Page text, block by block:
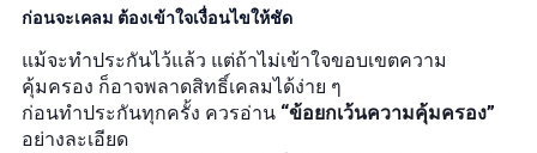
ก่อนจะเคลม ต้องเข้าใจเงื่อนไขให้ชัด
แม้จะทำประกันไว้แล้ว แต่ถ้าไม่เข้าใจขอบเขตความ
คุ้มครอง ก็อาจพลาดสิทธิ์เคลมได้ง่าย ๆ
ก่อนทำประกันทุกครั้ง ควรอ่าน “ข้อยกเว้นความคุ้มครอง”
อย่างละเอียด